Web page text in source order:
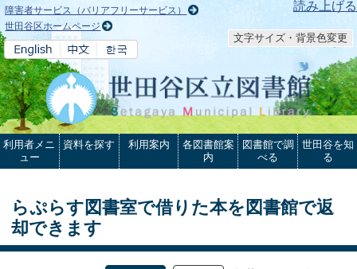
本文へ 読み上げる
障害者サービス（バリアフリーサービス）
世田谷区ホームページ
文字サイズ・背景色変更
利用者メニ
ュー
資料を探す 利用案内
各図書館案
内
図書館で調
べる
世田谷を知
る
らぷらす図書室で借りた本を図書館で返
却できます